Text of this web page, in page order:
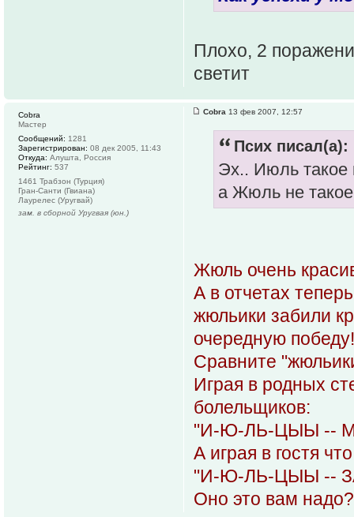
Плохо, 2
светит
Cobra 13 фев 2007, 12:57
Псих писал(а):
Эх.. Июль такое
а Жюль не
Жюль очень
А в отчетах
жюльики забили
очередную
Сравните
Играя в родных
болельщиков:
"И-Ю-ЛЬ-ЦЫЫ --
А играя в гостя
"И-Ю-ЛЬ-ЦЫЫ --
Оно это вам надо?
Cobra
Мастер
Сообщений: 1281
Зарегистрирован: 08 дек 2005, 11:43
Откуда: Алушта, Россия
Рейтинг: 537
1461 Трабзон (Турция)
Гран-Санти (Гвиана)
Лаурелес (Уругвай)
зам. в сборной Уругвая (юн.)